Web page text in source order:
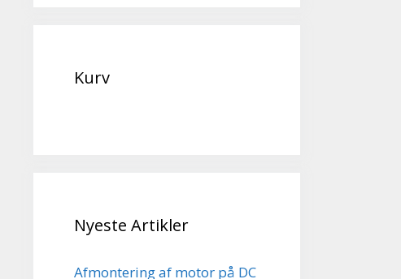
Kurv
Nyeste Artikler
Afmontering af motor på DC